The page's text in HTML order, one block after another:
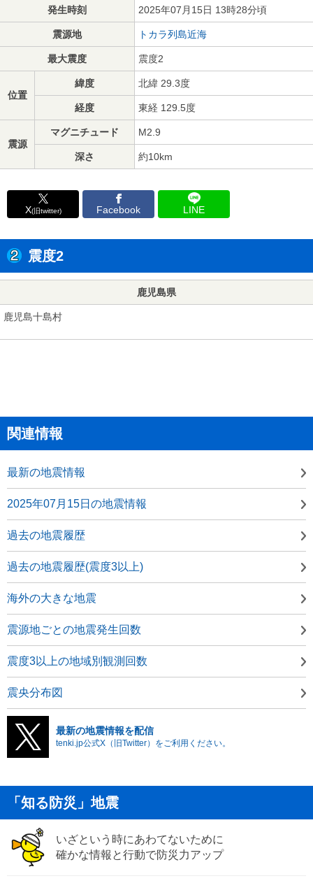
発生時刻 2025年07月15日 13時28分頃
震源地 トカラ列島近海
最大震度 震度2
位置
緯度 北緯 29.3度
経度 東経 129.5度
震源
マグニチュード M2.9
深さ 約10km
X(旧twitter) Facebook LINE
震度2
鹿児島県
鹿児島十島村
関連情報
最新の地震情報
2025年07月15日の地震情報
過去の地震履歴
過去の地震履歴(震度3以上)
海外の大きな地震
震源地ごとの地震発生回数
震度3以上の地域別観測回数
震央分布図
最新の地震情報を配信
tenki.jp公式X（旧Twitter）をご利用ください。
「知る防災」地震
いざという時にあわてないために
確かな情報と行動で防災力アップ